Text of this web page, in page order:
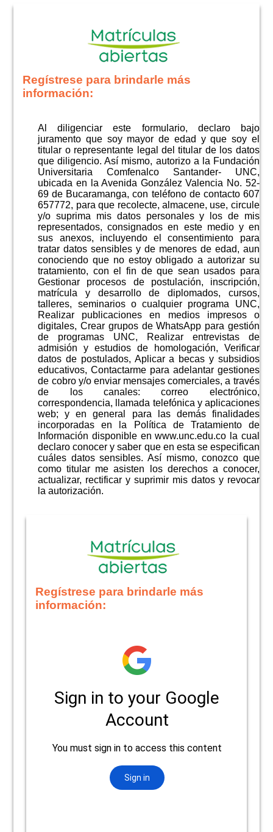
Regístrese para brindarle más
información:
Al diligenciar este formulario, declaro bajo
juramento que soy mayor de edad y que soy el
titular o representante legal del titular de los datos
que diligencio. Así mismo, autorizo a la Fundación
Universitaria Comfenalco Santander- UNC,
ubicada en la Avenida González Valencia No. 52-
69 de Bucaramanga, con teléfono de contacto 607
657772, para que recolecte, almacene, use, circule
y/o suprima mis datos personales y los de mis
representados, consignados en este medio y en
sus anexos, incluyendo el consentimiento para
tratar datos sensibles y de menores de edad, aun
conociendo que no estoy obligado a autorizar su
tratamiento, con el fin de que sean usados para
Gestionar procesos de postulación, inscripción,
matrícula y desarrollo de diplomados, cursos,
talleres, seminarios o cualquier programa UNC,
Realizar publicaciones en medios impresos o
digitales, Crear grupos de WhatsApp para gestión
de programas UNC, Realizar entrevistas de
admisión y estudios de homologación, Verificar
datos de postulados, Aplicar a becas y subsidios
educativos, Contactarme para adelantar gestiones
de cobro y/o enviar mensajes comerciales, a través
de los canales: correo electrónico,
correspondencia, llamada telefónica y aplicaciones
web; y en general para las demás finalidades
incorporadas en la Política de Tratamiento de
Información disponible en www.unc.edu.co la cual
declaro conocer y saber que en esta se especifican
cuáles datos sensibles. Así mismo, conozco que
como titular me asisten los derechos a conocer,
actualizar, rectificar y suprimir mis datos y revocar
la autorización.
Regístrese para brindarle más
información: